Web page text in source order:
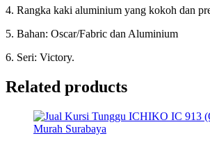
4. Rangka kaki aluminium yang kokoh dan
5. Bahan: Oscar/Fabric dan Aluminium
6. Seri: Victory.
Related products